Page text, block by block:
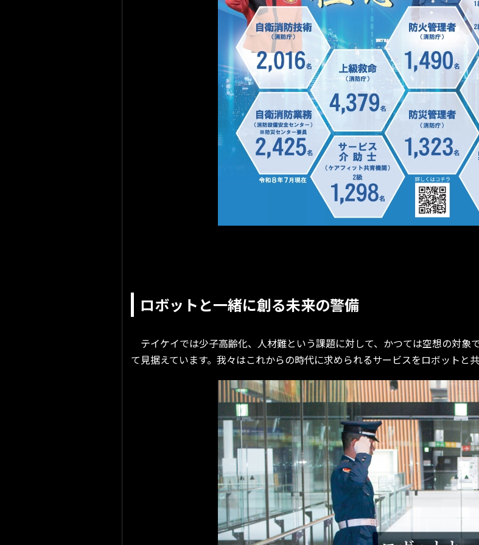
ロボットと一緒に創る未来の警備
テイケイでは少子高齢化、人材難という課題に対して、かつては空想の対
て見据えています。我々はこれからの時代に求められるサービスをロボットと